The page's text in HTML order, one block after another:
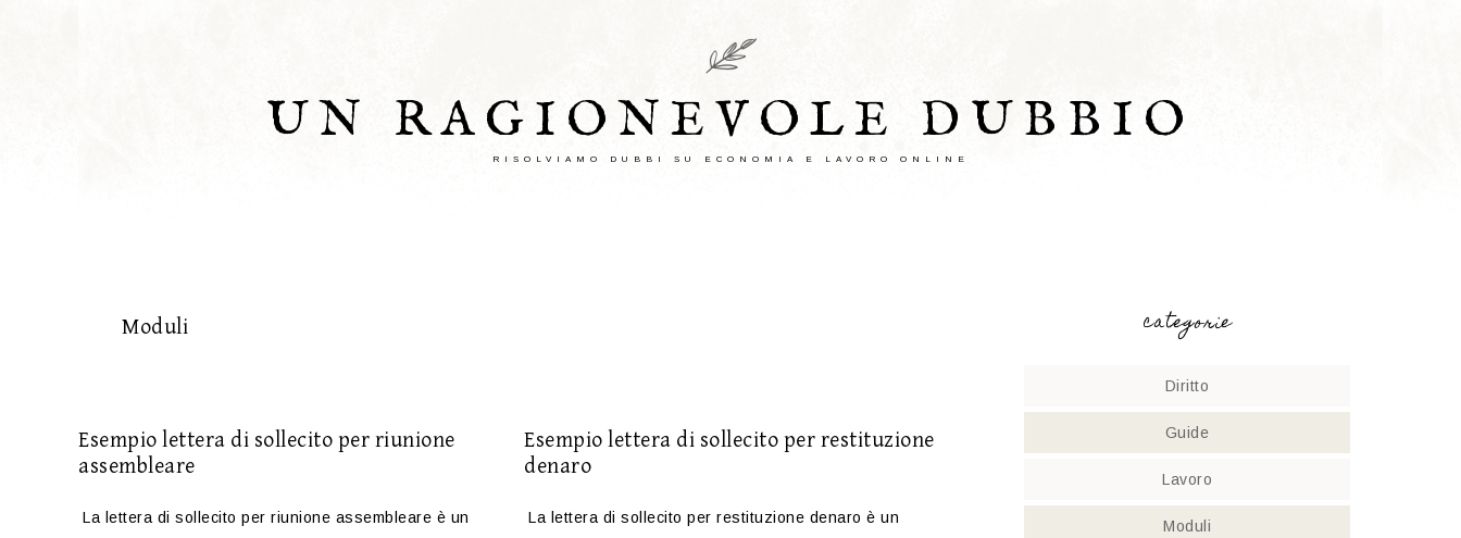
UN RAGIONEVOLE DUBBIO
RISOLVIAMO DUBBI SU ECONOMIA E LAVORO ONLINE
Moduli
Esempio lettera di sollecito per riunione
assembleare
La lettera di sollecito per riunione assembleare è un
Esempio lettera di sollecito per restituzione
denaro
La lettera di sollecito per restituzione denaro è un
categorie
Diritto
Guide
Lavoro
Moduli